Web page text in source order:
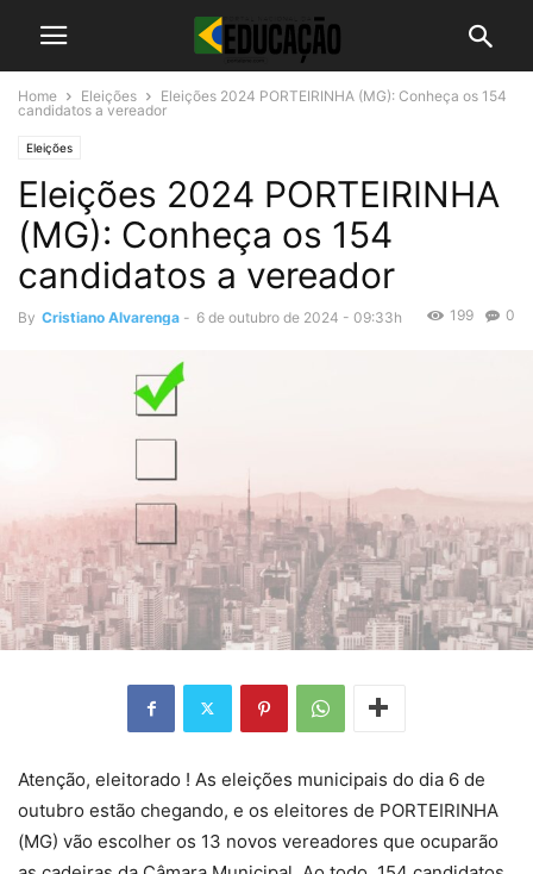
Home Eleições
Eleições 2024 PORTEIRINHA (MG): Conheça os 154
candidatos a vereador
Eleições
Eleições 2024 PORTEIRINHA
(MG): Conheça os 154
candidatos a vereador
By Cristiano Alvarenga - 6 de outubro de 2024 - 09:33h 0
199
Atenção, eleitorado ! As eleições municipais do dia 6 de
outubro estão chegando, e os eleitores de PORTEIRINHA
(MG) vão escolher os 13 novos vereadores que ocuparão